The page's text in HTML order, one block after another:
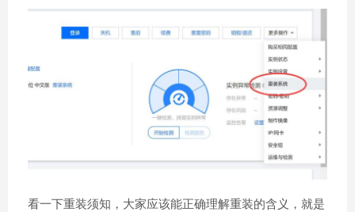
看一下重装须知，大家应该能正确理解重装的含义，就是